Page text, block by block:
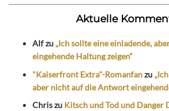
Aktuelle
Alfzu „Ich sollte eine einladende,
eingehende Haltung zeigen“
"Kaiserfront Extra"-Romanfanzu
aber nicht auf die Antwort
Chriszu Kitsch und Tod und Danger